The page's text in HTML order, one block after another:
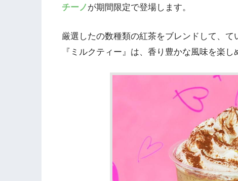
チーノが期間限定で登場します。
厳選したの数種類の紅茶をブレンドして、
『ミルクティー』は、香り豊かな風味を楽し